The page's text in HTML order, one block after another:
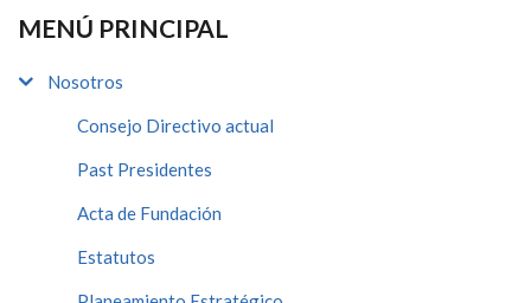
MENÚ PRINCIPAL
Nosotros
Consejo Directivo actual
Past Presidentes
Acta de Fundación
Estatutos